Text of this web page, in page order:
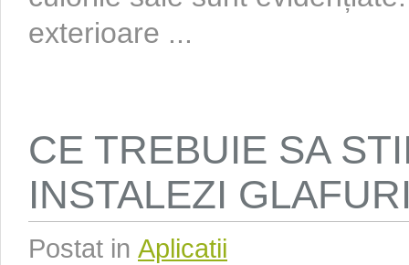
exterioare ...
CE TREBUIE SA
INSTALEZI
Postat in Aplicatii